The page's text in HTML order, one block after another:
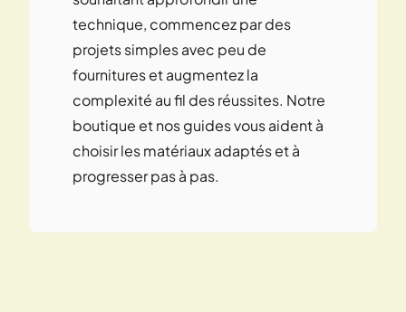
technique, commencez par des
projets simples avec peu de
fournitures et augmentez la
complexité au fil des réussites. Notre
boutique et nos guides vous aident à
choisir les matériaux adaptés et à
progresser pas à pas.